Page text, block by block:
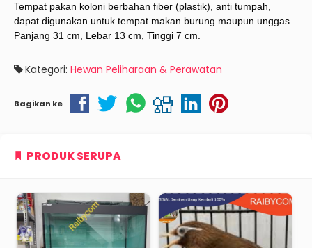
Tempat pakan koloni berbahan fiber (plastik), anti tumpah,
dapat digunakan untuk tempat makan burung maupun unggas.
Panjang 31 cm, Lebar 13 cm, Tinggi 7 cm.
Kategori: Hewan Peliharaan & Perawatan
Bagikan ke
PRODUK SERUPA